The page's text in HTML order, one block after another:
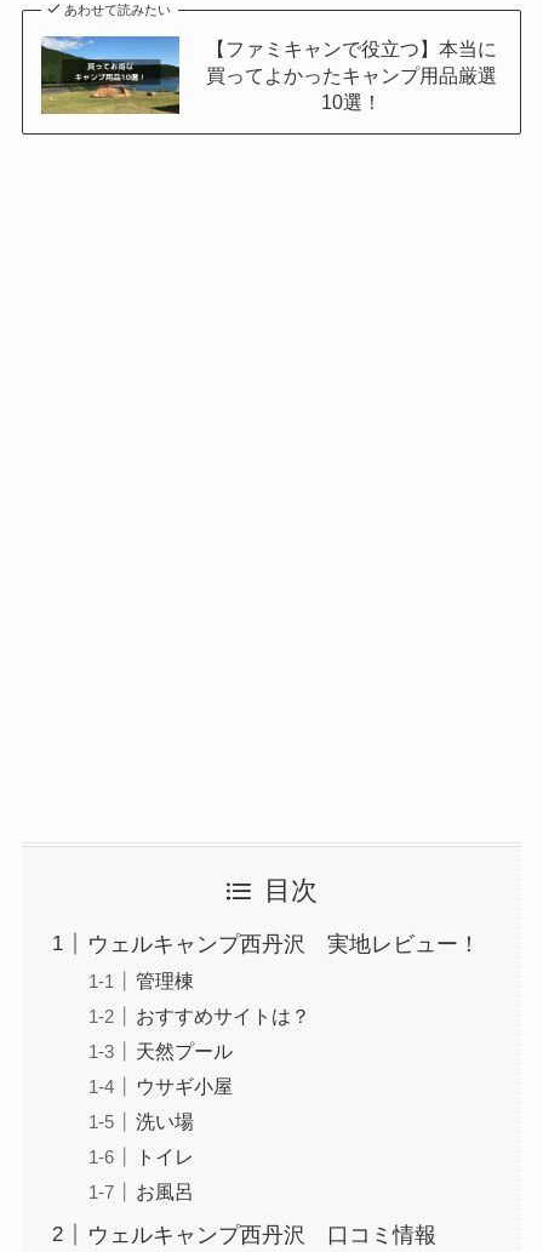
あわせて読みたい
【ファミキャンで役立つ】本当に
買ってよかったキャンプ用品厳選
10選！
目次
ウェルキャンプ西丹沢 実地レビュー！
管理棟
おすすめサイトは？
天然プール
ウサギ小屋
洗い場
トイレ
お風呂
ウェルキャンプ西丹沢 口コミ情報